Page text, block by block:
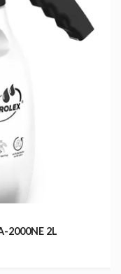
2000NE 2L